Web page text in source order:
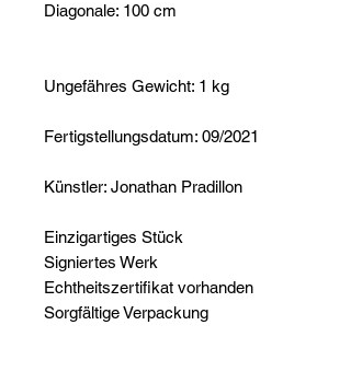
Diagonale: 100 cm
Ungefähres Gewicht: 1 kg
Fertigstellungsdatum: 09/2021
Künstler: Jonathan Pradillon
Einzigartiges Stück
Signiertes Werk
Echtheitszertifikat vorhanden
Sorgfältige Verpackung